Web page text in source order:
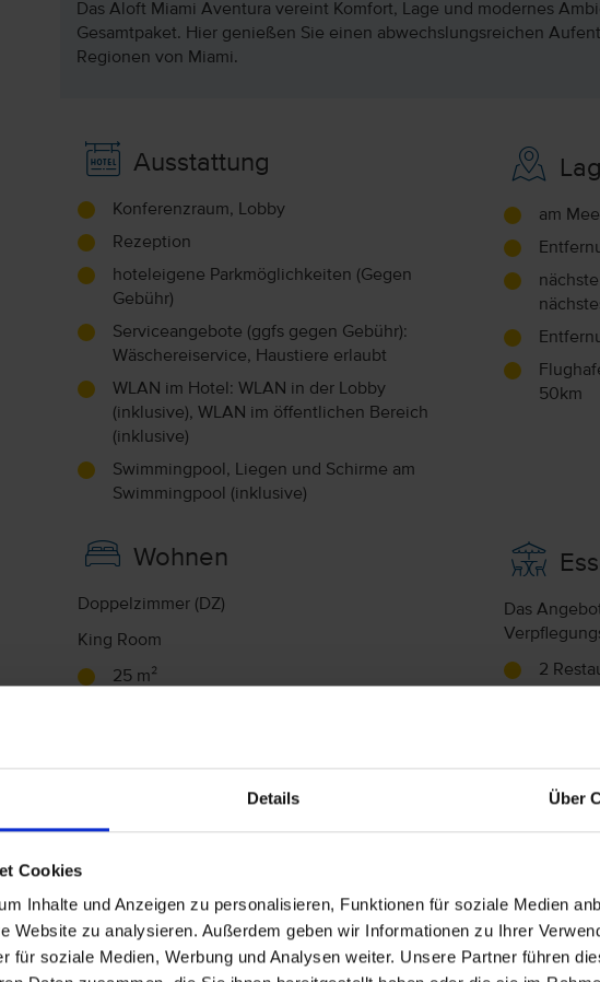
Details Über
Cookies
Inhalte und Anzeigen zu personalisieren, Funktionen für soziale Medien
Website zu analysieren. Außerdem geben wir Informationen zu Ihrer
für soziale Medien, Werbung und Analysen weiter. Unsere Partner führen
Das Aloft Miami Aventura vereint Komfort, Lage und modernes
Gesamtpaket. Hier genießen Sie einen abwechslungsreichen
Regionen von Miami.
Ausstattung
Konferenzraum, Lobby
Rezeption
hoteleigene Parkmöglichkeiten (Gegen
Gebühr)
Serviceangebote (ggfs gegen Gebühr):
Wäschereiservice, Haustiere erlaubt
WLAN im Hotel: WLAN in der Lobby
(inklusive), WLAN im öffentlichen Bereich
(inklusive)
Swimmingpool, Liegen und Schirme am
Swimmingpool (inklusive)
am
50km
Wohnen
Doppelzimmer (DZ)
King Room
25 m²
Sitzecke, Telefon, Radio, Haartrockner,
Kühlschrank, Zimmersafe (Gegen Gebühr),
Doppelzimmer Typ1 (DZ1)
2 Queen Beds Room
29 m²
Das
2
Ohne